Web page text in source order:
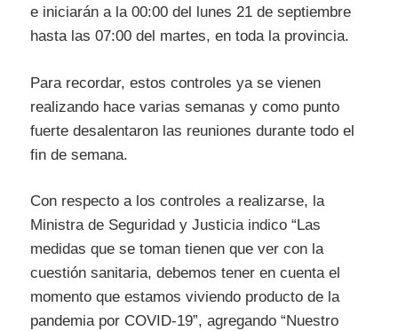
e iniciarán a la 00:00 del lunes 21 de septiembre
hasta las 07:00 del martes, en toda la provincia.
Para recordar, estos controles ya se vienen
realizando hace varias semanas y como punto
fuerte desalentaron las reuniones durante todo el
fin de semana.
Con respecto a los controles a realizarse, la
Ministra de Seguridad y Justicia indico “Las
medidas que se toman tienen que ver con la
cuestión sanitaria, debemos tener en cuenta el
momento que estamos viviendo producto de la
pandemia por COVID-19”, agregando “Nuestro